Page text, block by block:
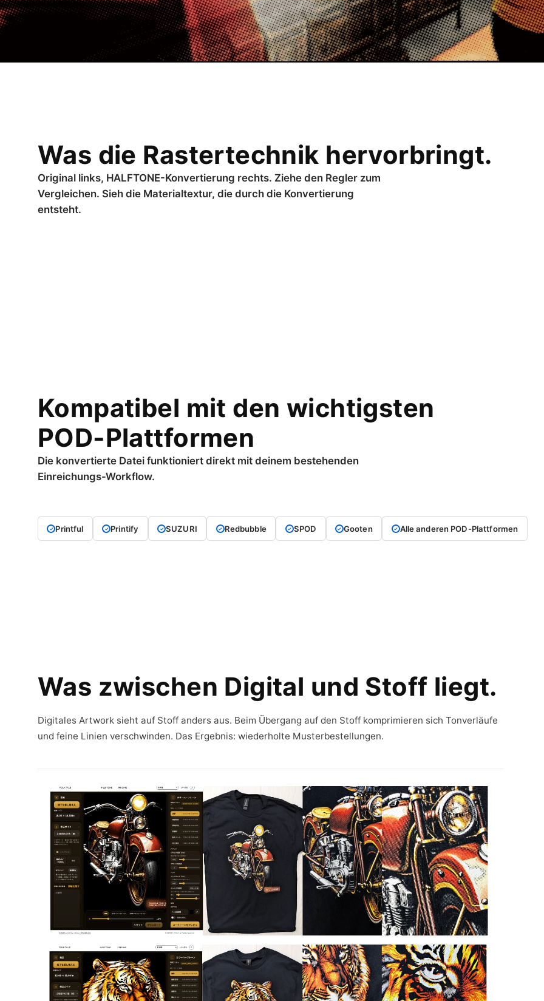
Was die Rastertechnik hervorbringt.
Original links, HALFTONE-Konvertierung rechts. Ziehe den Regler zum
Vergleichen. Sieh die Materialtextur, die durch die Konvertierung
entsteht.
Kompatibel mit den wichtigsten
POD-Plattformen
Die konvertierte Datei funktioniert direkt mit deinem bestehenden
Einreichungs-Workflow.
Printful Printify SUZURI Redbubble SPOD Gooten Alle anderen POD-Plattformen
Was zwischen Digital und Stoff liegt.
Digitales Artwork sieht auf Stoff anders aus. Beim Übergang auf den Stoff komprimieren sich Tonverläufe
und feine Linien verschwinden. Das Ergebnis: wiederholte Musterbestellungen.